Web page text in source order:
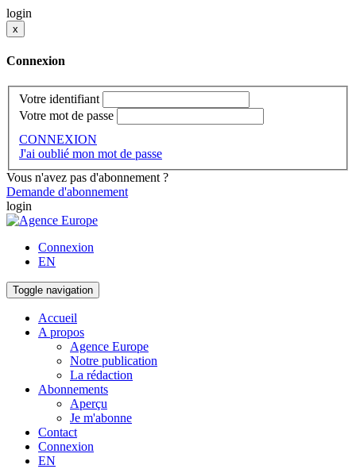
login
x
Connexion
Votre identifiant
Votre mot de passe
CONNEXION
J'ai oublié mon mot de passe
Vous n'avez pas d'abonnement ?
Demande d'abonnement
login
Connexion
EN
Toggle navigation
Accueil
A propos
Agence Europe
Notre publication
La rédaction
Abonnements
Aperçu
Je m'abonne
Contact
Connexion
EN